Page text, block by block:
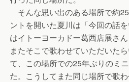
そんな思い出のある場所で約
ントを開いた夏川は「今回の話
はイトーヨーカドー葛西店展さん
またそこで歌わせていただいた
て、この場所での25年ぶりのミ
た。こうしてまた同じ場所で歌